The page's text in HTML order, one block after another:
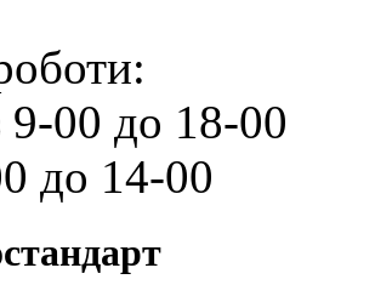
до 18‑00
до 14‑00